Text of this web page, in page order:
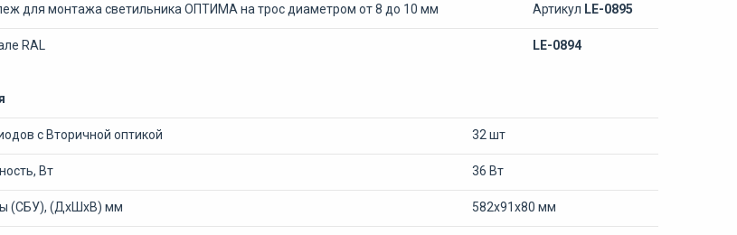
для монтажа светильника ОПТИМА на трос диаметром от 8 до 10 мм Артикул LE-0895
RAL LE-0894
с Вторичной оптикой 32 шт
Вт 36 Вт
(СБУ), (ДхШхВ) мм 582х91х80 мм